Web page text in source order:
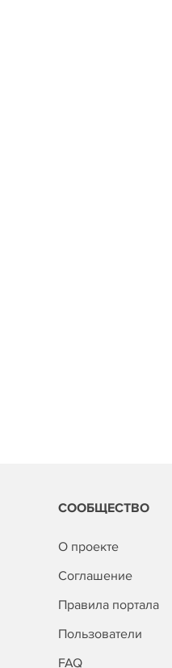
СООБЩЕСТВО
О проекте
Соглашение
Правила портала
Пользователи
FAQ